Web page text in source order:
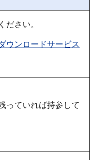
ださい。
ウンロードサービス
っていれば持参して